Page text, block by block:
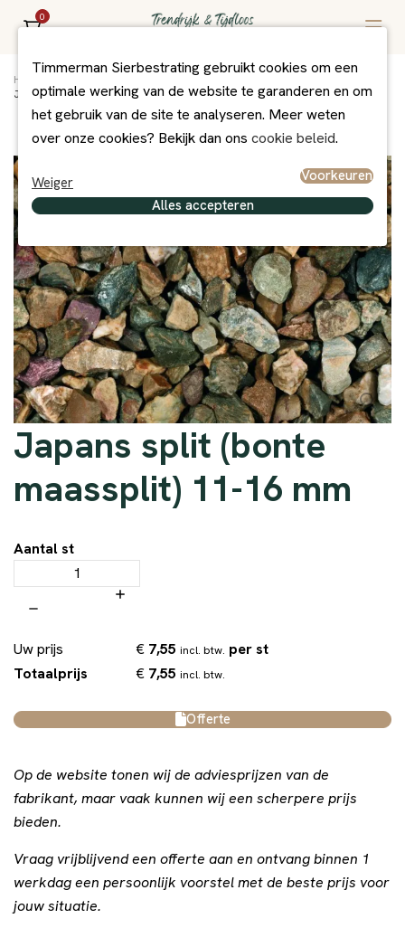
0
Home Oprey Exclusief
Japans split (bonte maassplit) 11-16 mm
Japans split (bonte
maassplit) 11-16 mm
Aantal st
Uw prijs € 7,55 incl. btw. per st
Totaalprijs
€ 7,55 incl. btw.
Offerte
Op de website tonen wij de adviesprijzen van de
fabrikant, maar vaak kunnen wij een scherpere prijs
bieden.
Vraag vrijblijvend een offerte aan en ontvang binnen 1
werkdag een persoonlijk voorstel met de beste prijs voor
jouw situatie.
Timmerman Sierbestrating gebruikt cookies om een
optimale werking van de website te garanderen en om
het gebruik van de site te analyseren. Meer weten
over onze cookies? Bekijk dan ons cookie beleid.
Weiger
Voorkeuren
Alles accepteren